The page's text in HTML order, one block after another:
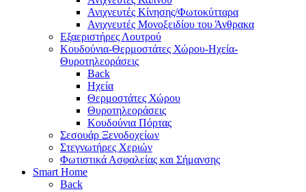
Ανιχνευτές Κίνησης/Φωτοκύτταρα
Ανιχνευτές Μονοξειδίου του Άνθρακα
Εξαεριστήρες Λουτρού
Κουδούνια-Θερμοστάτες Χώρου-Ηχεία-
Θυροτηλεοράσεις
Back
Ηχεία
Θερμοστάτες Χώρου
Θυροτηλεοράσεις
Κουδούνια Πόρτας
Σεσουάρ Ξενοδοχείων
Στεγνωτήρες Χεριών
Φωτιστικά Ασφαλείας και Σήμανσης
Smart Home
Back